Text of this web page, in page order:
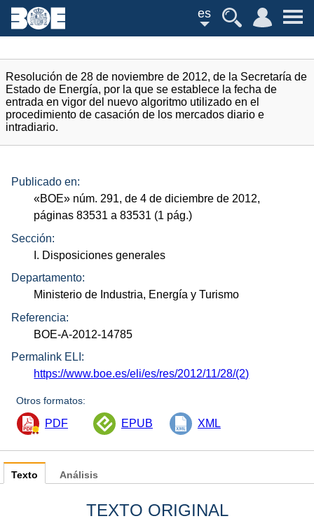
es
Resolución de 28 de noviembre de 2012, de la Secretaría de
Estado de Energía, por la que se establece la fecha de
entrada en vigor del nuevo algoritmo utilizado en el
procedimiento de casación de los mercados diario e
intradiario.
Publicado en:
«BOE» núm. 291, de 4 de diciembre de 2012,
páginas 83531 a 83531 (1 pág.)
Sección:
I. Disposiciones generales
Departamento:
Ministerio de Industria, Energía y Turismo
Referencia:
BOE-A-2012-14785
Permalink ELI:
https://www.boe.es/eli/es/res/2012/11/28/(2)
Otros formatos:
PDF EPUB XML
Texto
TEXTO ORIGINAL
Análisis